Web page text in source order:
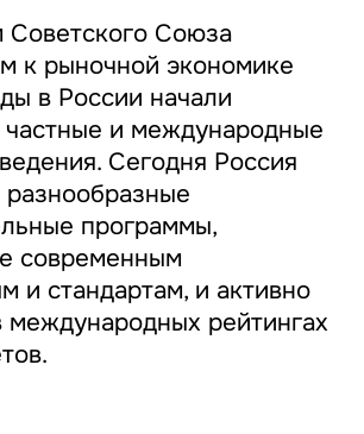
Советского Союза
к рыночной экономике
в России начали
частные и международные
Сегодня Россия
разнообразные
программы,
современным
и стандартам, и активно
международных рейтингах